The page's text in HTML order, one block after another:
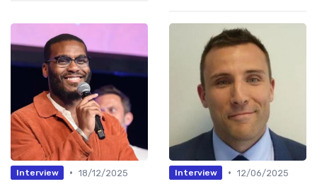
Interview • 18/12/2025
Interview • 12/06/2025